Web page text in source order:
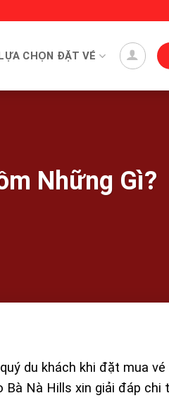
CHỌN ĐẶT VÉ
Những Gì?
du khách khi đặt mua
Nà Hills xin giải đáp chi